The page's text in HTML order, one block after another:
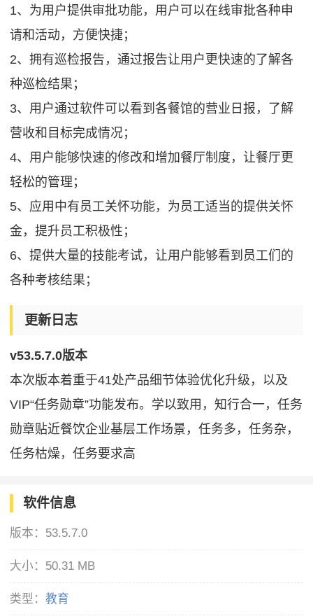
1、为用户提供审批功能，用户可以在线审批各种申
请和活动，方便快捷；
2、拥有巡检报告，通过报告让用户更快速的了解各
种巡检结果；
3、用户通过软件可以看到各餐馆的营业日报，了解
营收和目标完成情况；
4、用户能够快速的修改和增加餐厅制度，让餐厅更
轻松的管理；
5、应用中有员工关怀功能，为员工适当的提供关怀
金，提升员工积极性；
6、提供大量的技能考试，让用户能够看到员工们的
各种考核结果；
更新日志
v53.5.7.0版本
本次版本着重于41处产品细节体验优化升级，以及
VIP“任务勋章”功能发布。学以致用，知行合一，任务
勋章贴近餐饮企业基层工作场景，任务多，任务杂，
任务枯燥，任务要求高
软件信息
版本： 53.5.7.0
大小： 50.31 MB
类型：教育